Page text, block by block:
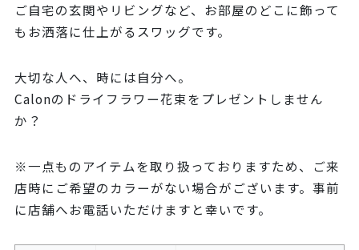
ご自宅の玄関やリビングなど、お部屋のどこに飾って
もお洒落に仕上がるスワッグです。
大切な人へ、時には自分へ。
Calonのドライフラワー花束をプレゼントしません
か？
※一点ものアイテムを取り扱っておりますため、ご来
店時にご希望のカラーがない場合がございます。事前
に店舗へお電話いただけますと幸いです。